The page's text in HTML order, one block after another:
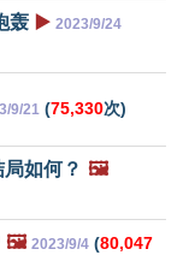
轰 ▶️ 2023/9/24
9/21 (75,330次)
如何？ 🖼️
🖼️ 2023/9/4 (80,047